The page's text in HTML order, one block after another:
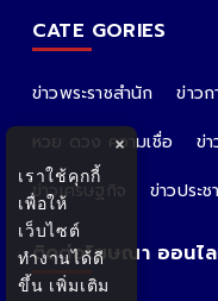
CATE GORIES
ข่าวพระราชสำนัก ข่าวก
หวย ดวง ความเชื่อ
ข่
ข่าวเศรษฐกิจ
ข่าวประ
ติดต่อโฆษณา ออนไ
×
เราใช้คุกกี้
เพื่อให้
เว็บไซต์
ทำงานได้ดี
ขึ้น เพิ่มเติม